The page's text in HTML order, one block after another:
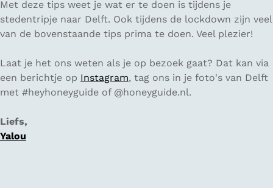
Met deze tips weet je wat er te doen is tijdens je
stedentripje naar Delft. Ook tijdens de lockdown zijn veel
van de bovenstaande tips prima te doen. Veel plezier!
Laat je het ons weten als je op bezoek gaat? Dat kan via
een berichtje op Instagram, tag ons in je foto's van Delft
met #heyhoneyguide of @honeyguide.nl.
Liefs,
Yalou